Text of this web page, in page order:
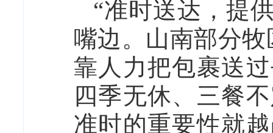
“准时送达，提
嘴边。山南部分
靠人力把包裹送
四季无休、三餐
准时的重要性就